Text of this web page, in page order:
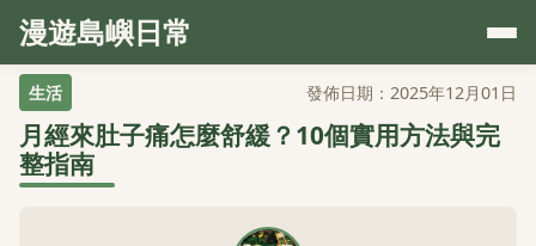
漫遊島嶼日常
生活 發佈日期：2025年12月01日
月經來肚子痛怎麼舒緩？10個實用方法與完
整指南